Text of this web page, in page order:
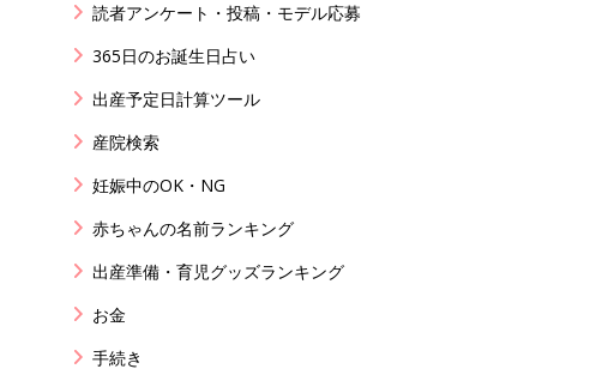
読者アンケート・投稿・モデル応募
365日のお誕生日占い
出産予定日計算ツール
産院検索
妊娠中のOK・NG
赤ちゃんの名前ランキング
出産準備・育児グッズランキング
お金
手続き